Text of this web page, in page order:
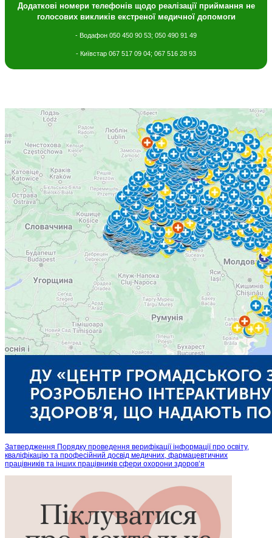
Додаткові номери телефонів щодо реалізації приймання не
голосових викликів екстреної медичної допомоги
- Водафон 050 450 90 53; 050 490 91 49
- Київстар 067 517 09 04; 067 516 28 93
Затвердження Порядку проведення верифікації інформації про освіту,
кваліфікацію та професійний досвід медичних, фармацевтичних
працівників та інших працівників сфери охорони здоров’я